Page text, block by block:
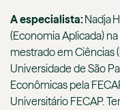
A especialista:Nadja
(Economia Aplicada)
mestrado em Ciências
Universidade de São
Econômicas pela
Universitário FECAP.